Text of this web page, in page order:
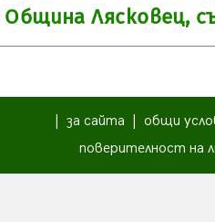
Община Лясковец,
за сайта
общи
поверителност на